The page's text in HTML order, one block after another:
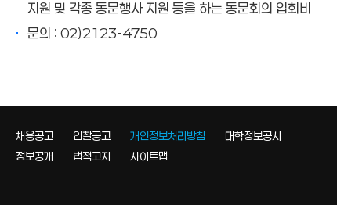
지원 및 각종 동문행사 지원 등을 하는 동문회의 입회비
문의 : 02)2123-4750
채용공고 입찰공고 개인정보처리방침
대학정보공시
정보공개
법적고지 사이트맵